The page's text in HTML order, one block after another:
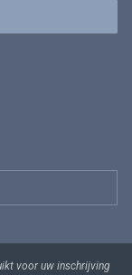
voor uw inschrijving